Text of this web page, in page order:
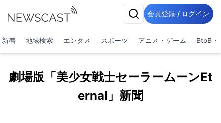
会員登録 / ログイン
新着 地域検索 エンタメ スポーツ アニメ・ゲーム BtoB・
劇場版「美少女戦士セーラームーンEt
ernal」新聞